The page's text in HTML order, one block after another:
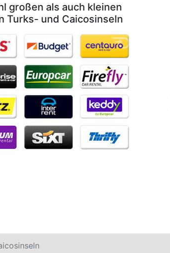
großen als auch kleinen
Turks- und Caicosinseln